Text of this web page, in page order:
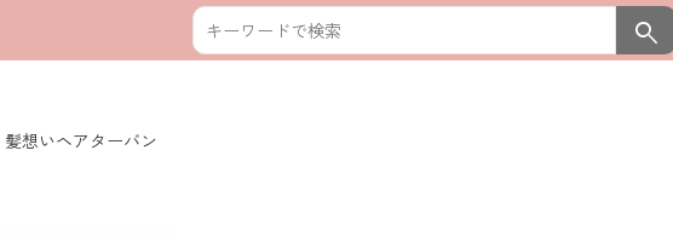
search
髪想いヘアターバン